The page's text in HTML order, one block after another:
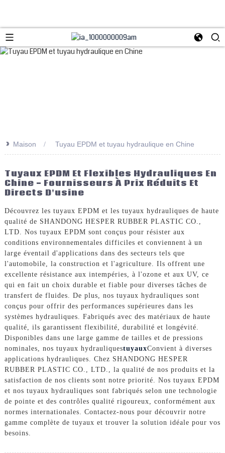
>> Maison Tuyau EPDM et tuyau hydraulique en Chine
Tuyaux EPDM Et Flexibles Hydrauliques En
Chine - Fournisseurs À Prix Réduits Et
Directs D'usine
Découvrez les tuyaux EPDM et les tuyaux hydrauliques de haute
qualité de SHANDONG HESPER RUBBER PLASTIC CO.,
LTD. Nos tuyaux EPDM sont conçus pour résister aux
conditions environnementales difficiles et conviennent à un
large éventail d'applications dans des secteurs tels que
l'automobile, la construction et l'agriculture. Ils offrent une
excellente résistance aux intempéries, à l'ozone et aux UV, ce
qui en fait un choix durable et fiable pour diverses tâches de
transfert de fluides. De plus, nos tuyaux hydrauliques sont
conçus pour offrir des performances supérieures dans les
systèmes hydrauliques. Fabriqués avec des matériaux de haute
qualité, ils garantissent flexibilité, durabilité et longévité.
Disponibles dans une large gamme de tailles et de pressions
nominales, nos tuyaux hydrauliquestuyauxConvient à diverses
applications hydrauliques. Chez SHANDONG HESPER
RUBBER PLASTIC CO., LTD., la qualité de nos produits et la
satisfaction de nos clients sont notre priorité. Nos tuyaux EPDM
et nos tuyaux hydrauliques sont fabriqués selon une technologie
de pointe et des contrôles qualité rigoureux, conformément aux
normes internationales. Contactez-nous pour découvrir notre
gamme complète de tuyaux et trouver la solution idéale pour vos
besoins.